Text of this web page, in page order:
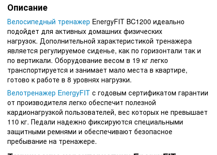
Описание
Велосипедный тренажер EnergyFIT BC1200 идеально
подойдет для активных домашних физических
нагрузок. Дополнительной характеристикой тренажера
является регулируемое сиденье, как по горизонтали так и
по вертикали. Оборудование весом в 19 кг легко
транспортируется и занимает мало места в квартире,
готово к работе в 8 уровнях нагрузки.
Велотренажер EnergyFIT с годовым сертификатом гарантии
от производителя легко обеспечит полезной
кардионагрузкой пользователей, вес которых не превышает
110 кг. Педали надежно фиксируются специальными
защитными ремнями и обеспечивают безопасное
пребывание на тренажере.